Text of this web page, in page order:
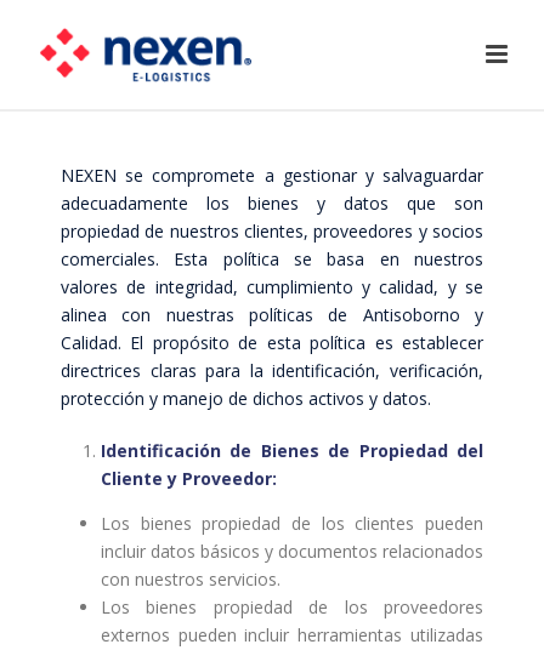
NEXEN se compromete a gestionar y salvaguardar
adecuadamente los bienes y datos que son
propiedad de nuestros clientes, proveedores y socios
comerciales. Esta política se basa en nuestros
valores de integridad, cumplimiento y calidad, y se
alinea con nuestras políticas de Antisoborno y
Calidad. El propósito de esta política es establecer
directrices claras para la identificación, verificación,
protección y manejo de dichos activos y datos.
Identificación de Bienes de Propiedad del
Cliente y Proveedor:
Los bienes propiedad de los clientes pueden
incluir datos básicos y documentos relacionados
con nuestros servicios.
Los bienes propiedad de los proveedores
externos pueden incluir herramientas utilizadas